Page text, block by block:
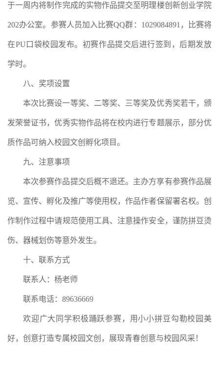
于一周内将制作完成的实物作品提交至明理楼创新创业学院
202办公室。参赛人员加入比赛QQ群：1029084891，比赛将
在PU口袋校园发布。初赛作品提交后进行签到，后期发放
学时。
八、奖项设置
本次比赛设一等奖、二等奖、三等奖及优秀奖若干，颁
发荣誉证书，优秀实物作品将在校内进行专题展示，部分优
质作品可纳入校园文创孵化项目。
九、注意事项
本次参赛作品提交后概不退还。主办方享有参赛作品展
览、宣传、孵化及推广等使用权，作品作者保留署名权。创
作制作过程中请规范使用工具、注意操作安全，谨防拼豆烫
伤、器械划伤等意外发生。
十、联系方式
联系人：杨老师
联系电话：89636669
欢迎广大同学积极踊跃参赛，用小小拼豆勾勒校园美
好，创意打造专属校园文创，展现青春创意与校园风采！